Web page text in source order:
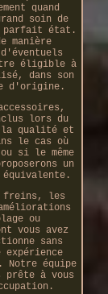
quand
soin de
parfait état.
manière
éligible à
dans son
d'origine.
lors du
la qualité et
le cas où
si le même
un
freins, les
ou
vous avez
sans
équipe
à vous